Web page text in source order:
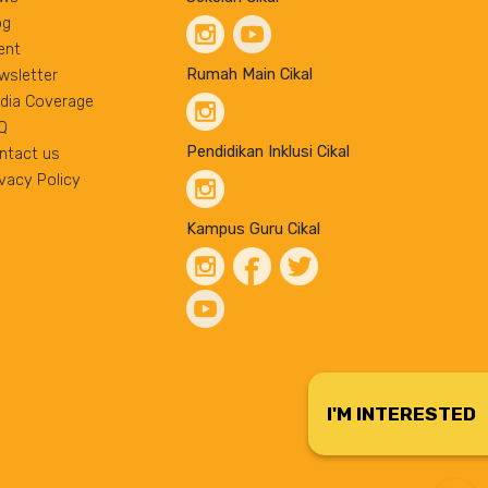
Coverage
us
Policy
Rumah Main Cikal
Pendidikan Inklusi Cikal
Kampus Guru Cikal
I'M INTERESTED